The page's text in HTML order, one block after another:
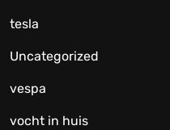
tesla
Uncategorized
vespa
vocht in huis